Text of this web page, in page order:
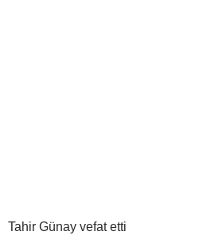
Tahir Günay vefat etti